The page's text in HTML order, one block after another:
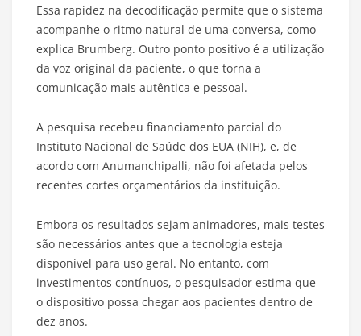
Essa rapidez na decodificação permite que o sistema
acompanhe o ritmo natural de uma conversa, como
explica Brumberg. Outro ponto positivo é a utilização
da voz original da paciente, o que torna a
comunicação mais autêntica e pessoal.
A pesquisa recebeu financiamento parcial do
Instituto Nacional de Saúde dos EUA (NIH), e, de
acordo com Anumanchipalli, não foi afetada pelos
recentes cortes orçamentários da instituição.
Embora os resultados sejam animadores, mais testes
são necessários antes que a tecnologia esteja
disponível para uso geral. No entanto, com
investimentos contínuos, o pesquisador estima que
o dispositivo possa chegar aos pacientes dentro de
dez anos.